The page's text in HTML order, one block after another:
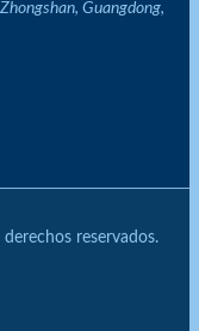
Guangdong,
reservados.